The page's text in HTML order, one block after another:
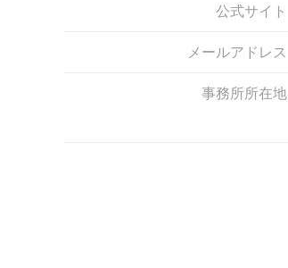
公式サイト
メールアドレス
事務所所在地